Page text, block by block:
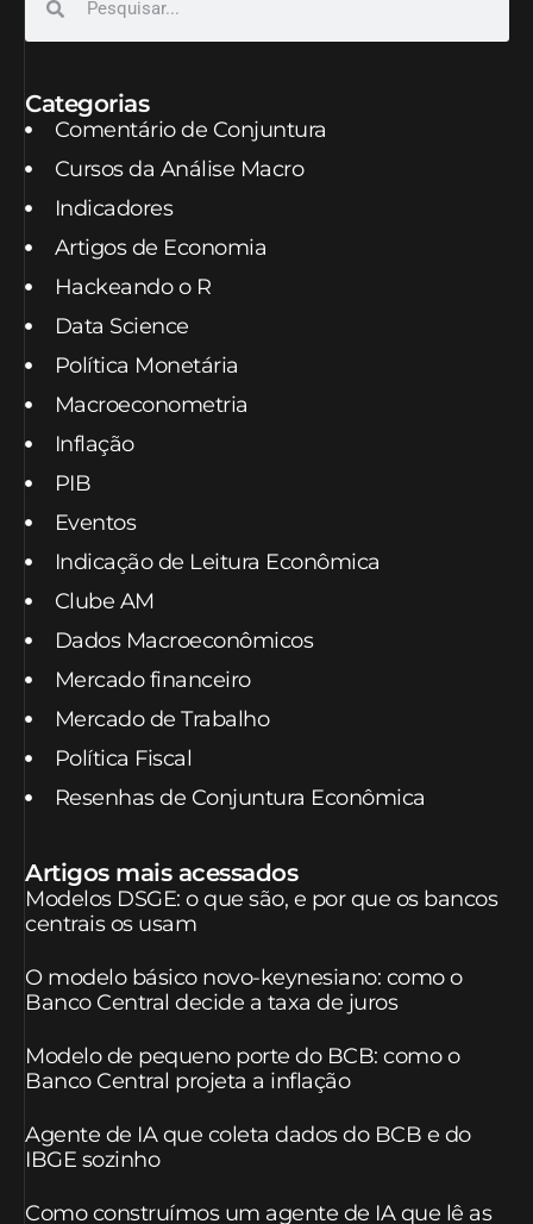
Categorias
Comentário de Conjuntura
Cursos da Análise Macro
Indicadores
Artigos de Economia
Hackeando o R
Data Science
Política Monetária
Macroeconometria
Inflação
PIB
Eventos
Indicação de Leitura Econômica
Clube AM
Dados Macroeconômicos
Mercado financeiro
Mercado de Trabalho
Política Fiscal
Resenhas de Conjuntura Econômica
Artigos mais acessados
Modelos DSGE: o que são, e por que os bancos
centrais os usam
O modelo básico novo-keynesiano: como o
Banco Central decide a taxa de juros
Modelo de pequeno porte do BCB: como o
Banco Central projeta a inflação
Agente de IA que coleta dados do BCB e do
IBGE sozinho
Como construímos um agente de IA que lê as